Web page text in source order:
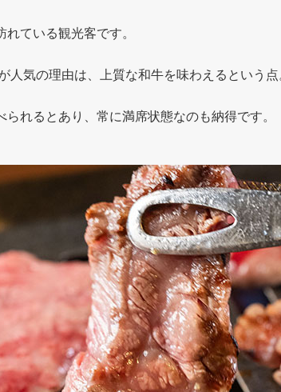
ている観光客です。
人気の理由は、上質な和牛を味わえるという点
れるとあり、常に満席状態なのも納得です。